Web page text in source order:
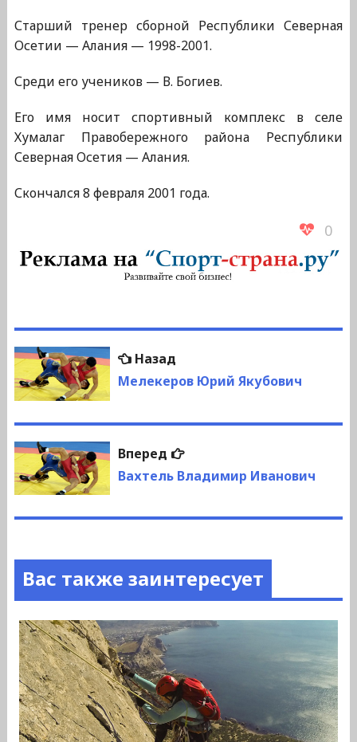
Старший тренер сборной Республики Северная
Осетии — Алания — 1998-2001.
Среди его учеников — В. Богиев.
Его имя носит спортивный комплекс в селе
Хумалаг Правобережного района Республики
Северная Осетия — Алания.
Скончался 8 февраля 2001 года.
0
Навигация
по
записям
НазадПредыдущая
запись:
Мелекеров Юрий Якубович
Вперед
Следующая
запись:
Вахтель Владимир Иванович
Вас также заинтересует